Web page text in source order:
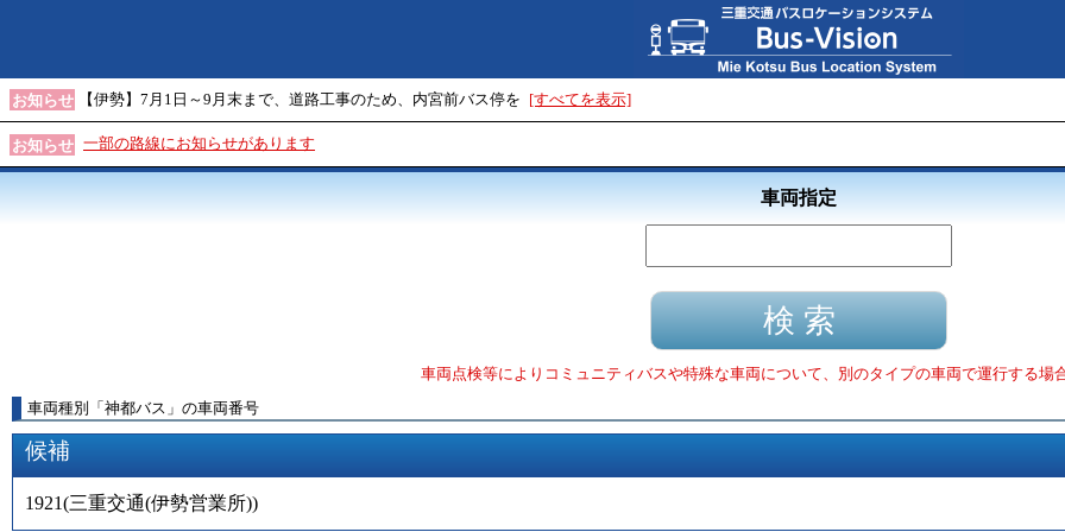
お知らせ 【伊勢】7月1日～9月末まで、道路工事のため、内宮前バス停を [すべてを表示]
お知らせ 一部の路線にお知らせがあります
車両指定
車両点検等によりコミュニティバスや特殊な車両について、別のタイプの車両で運行する場
車両種別
「 神都バス 」 の車両番号
候補
1921(三重交通(伊勢営業所))